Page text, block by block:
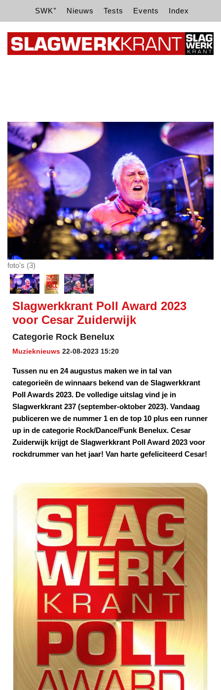
SWK+ Nieuws Tests Events Index
foto's (3)
Slagwerkkrant Poll Award 2023
voor Cesar Zuiderwijk
Categorie Rock Benelux
Muzieknieuws 22-08-2023 15:20
Tussen nu en 24 augustus maken we in tal van
categorieën de winnaars bekend van de Slagwerkkrant
Poll Awards 2023. De volledige uitslag vind je in
Slagwerkkrant 237 (september-oktober 2023). Vandaag
publiceren we de nummer 1 en de top 10 plus een runner
up in de categorie Rock/Dance/Funk Benelux. Cesar
Zuiderwijk krijgt de Slagwerkkrant Poll Award 2023 voor
rockdrummer van het jaar! Van harte gefeliciteerd Cesar!